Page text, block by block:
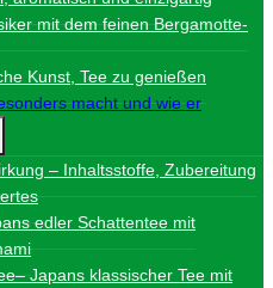
mit dem feinen Bergamotte-
Kunst, Tee zu genießen
macht und wie er
– Inhaltsstoffe, Zubereitung
edler Schattentee mit
Japans klassischer Tee mit